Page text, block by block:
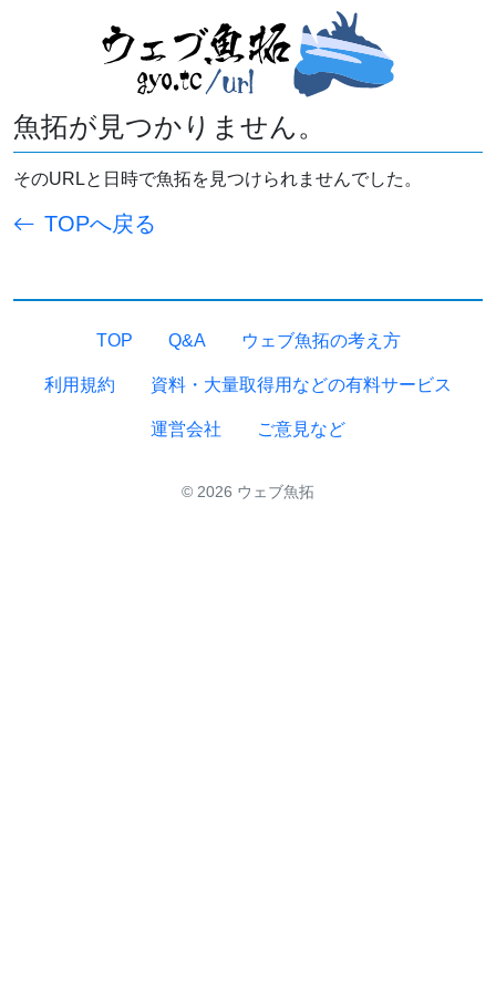
魚拓が見つかりません。
そのURLと日時で魚拓を見つけられませんでした。
TOPへ戻る
TOP Q&A ウェブ魚拓の考え方
利用規約 資料・大量取得用などの有料サービス
運営会社 ご意見など
© 2026 ウェブ魚拓